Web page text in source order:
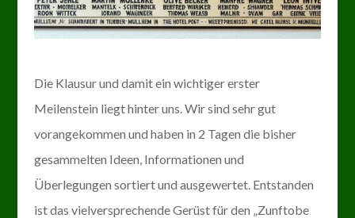
Die Klausur und damit ein wichtiger erster
Meilenstein liegt hinter uns. Wir sind sehr gut
vorangekommen und haben in 2 Tagen die bisher
gesammelten Ideen, Informationen und
Überlegungen sortiert und ausgewertet. Entstanden
ist das vielversprechende Gerüst für den „Zunftobe